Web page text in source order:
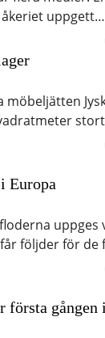
uppgett…
möbeljätten
Europa
uppges
följder för de
första gången